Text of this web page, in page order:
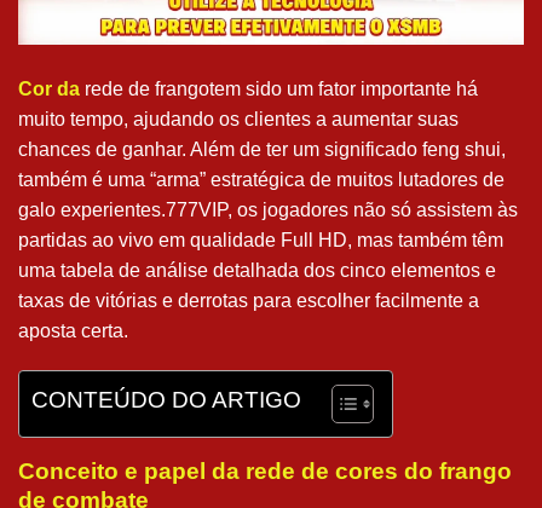
Cor da rede de frangotem sido um fator importante há
muito tempo, ajudando os clientes a aumentar suas
chances de ganhar. Além de ter um significado feng shui,
também é uma “arma” estratégica de muitos lutadores de
galo experientes.777VIP, os jogadores não só assistem às
partidas ao vivo em qualidade Full HD, mas também têm
uma tabela de análise detalhada dos cinco elementos e
taxas de vitórias e derrotas para escolher facilmente a
aposta certa.
CONTEÚDO DO ARTIGO
Conceito e papel da rede de cores do frango
de combate